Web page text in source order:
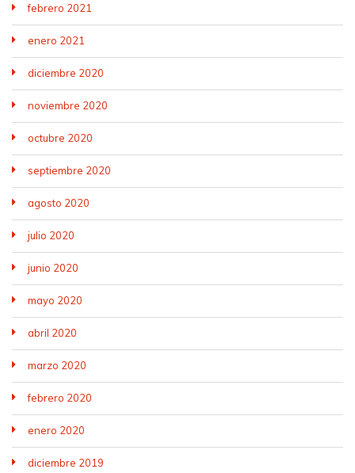
febrero 2021
enero 2021
diciembre 2020
noviembre 2020
octubre 2020
septiembre 2020
agosto 2020
julio 2020
junio 2020
mayo 2020
abril 2020
marzo 2020
febrero 2020
enero 2020
diciembre 2019